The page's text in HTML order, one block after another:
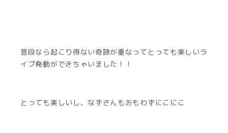
普段なら起こり得ない奇跡が重なってとっても楽しいラ
イブ発動ができちゃいました！！
とっても楽しいし、なずさんもおもわずにこにこ